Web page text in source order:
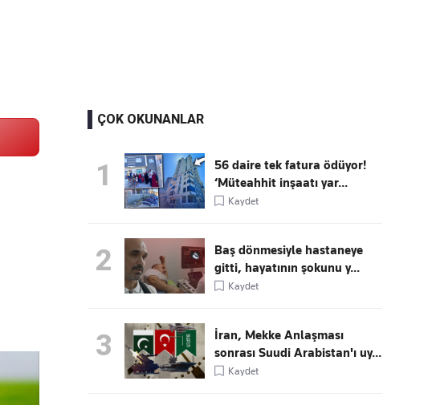
ÇOK OKUNANLAR
1
56 daire tek fatura ödüyor!
‘Müteahhit inşaatı yar...
Kaydet
2
Baş dönmesiyle hastaneye
gitti, hayatının şokunu y...
Kaydet
3
İran, Mekke Anlaşması
sonrası Suudi Arabistan'ı uy...
Kaydet